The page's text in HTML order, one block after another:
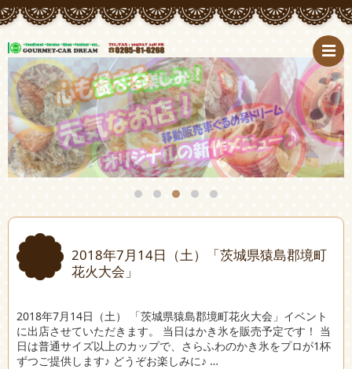
2018年7月14日（土）「茨城県猿島郡境町
花火大会」
2018年7月14日（土） 「茨城県猿島郡境町花火大会」イベント
に出店させていただきます。 当日はかき氷を販売予定です！ 当
日は普通サイズ以上のカップで、さらふわのかき氷をプロが1杯
ずつご提供します♪ どうぞお楽しみに♪ …